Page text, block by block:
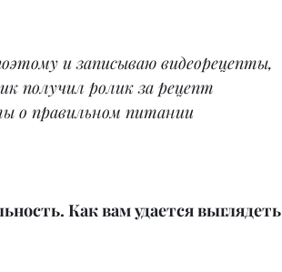
и записываю видеорецепты,
получил ролик за рецепт
о правильном питании
Как вам удается выглядеть